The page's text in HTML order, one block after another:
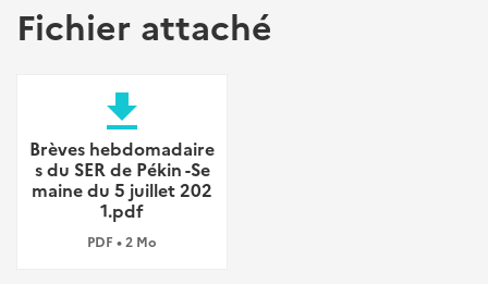
Fichier attaché
file_download
Brèves hebdomadaire
s du SER de Pékin -Se
maine du 5 juillet 202
1.pdf
PDF • 2 Mo